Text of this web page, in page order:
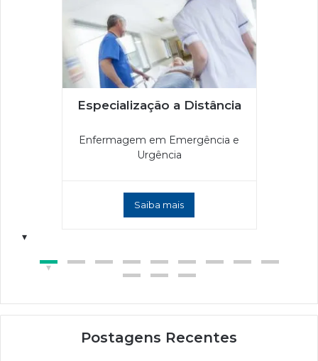
Especialização a Distância
Enfermagem em Emergência e
Urgência
Saiba mais
Postagens Recentes